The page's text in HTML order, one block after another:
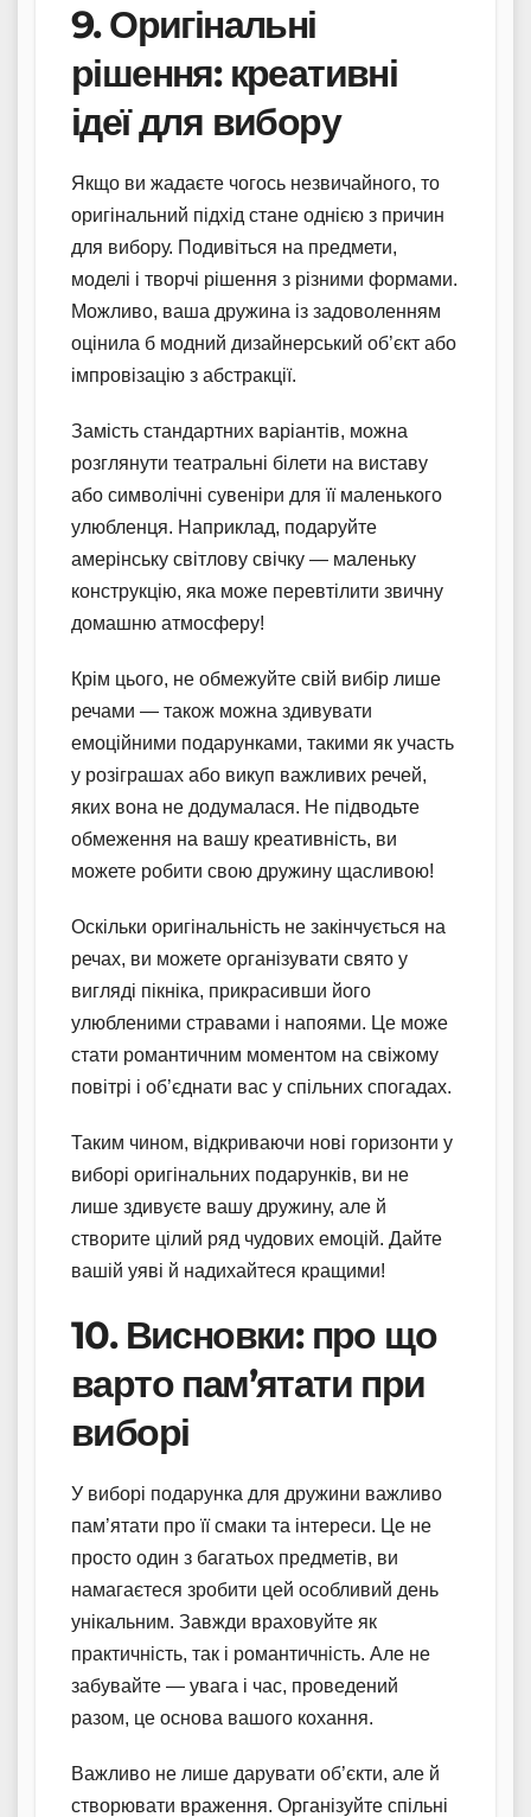
9. Оригінальні
рішення: креативні
ідеї для вибору
Якщо ви жадаєте чогось незвичайного, то
оригінальний підхід стане однією з причин
для вибору. Подивіться на предмети,
моделі і творчі рішення з різними формами.
Можливо, ваша дружина із задоволенням
оцінила б модний дизайнерський об’єкт або
імпровізацію з абстракції.
Замість стандартних варіантів, можна
розглянути театральні білети на виставу
або символічні сувеніри для її маленького
улюбленця. Наприклад, подаруйте
амерінську світлову свічку — маленьку
конструкцію, яка може перевтілити звичну
домашню атмосферу!
Крім цього, не обмежуйте свій вибір лише
речами — також можна здивувати
емоційними подарунками, такими як участь
у розіграшах або викуп важливих речей,
яких вона не додумалася. Не підводьте
обмеження на вашу креативність, ви
можете робити свою дружину щасливою!
Оскільки оригінальність не закінчується на
речах, ви можете організувати свято у
вигляді пікніка, прикрасивши його
улюбленими стравами і напоями. Це може
стати романтичним моментом на свіжому
повітрі і об’єднати вас у спільних спогадах.
Таким чином, відкриваючи нові горизонти у
виборі оригінальних подарунків, ви не
лише здивуєте вашу дружину, але й
створите цілий ряд чудових емоцій. Дайте
вашій уяві й надихайтеся кращими!
10. Висновки: про що
варто пам’ятати при
виборі
У виборі подарунка для дружини важливо
пам’ятати про її смаки та інтереси. Це не
просто один з багатьох предметів, ви
намагаєтеся зробити цей особливий день
унікальним. Завжди враховуйте як
практичність, так і романтичність. Але не
забувайте — увага і час, проведений
разом, це основа вашого кохання.
Важливо не лише дарувати об’єкти, але й
створювати враження. Організуйте спільні